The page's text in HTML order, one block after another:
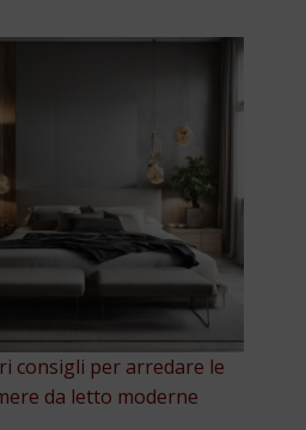
consigli per arredare le
da letto moderne